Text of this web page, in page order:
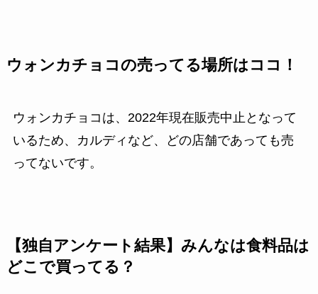
ウォンカチョコの売ってる場所はココ！
ウォンカチョコは、2022年現在販売中止となって
いるため、カルディなど、どの店舗であっても売
ってないです。
【独自アンケート結果】みんなは食料品は
どこで買ってる？